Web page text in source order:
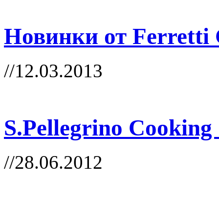
Новинки от Ferretti
//12.03.2013
S.Pellegrino Cooking
//28.06.2012